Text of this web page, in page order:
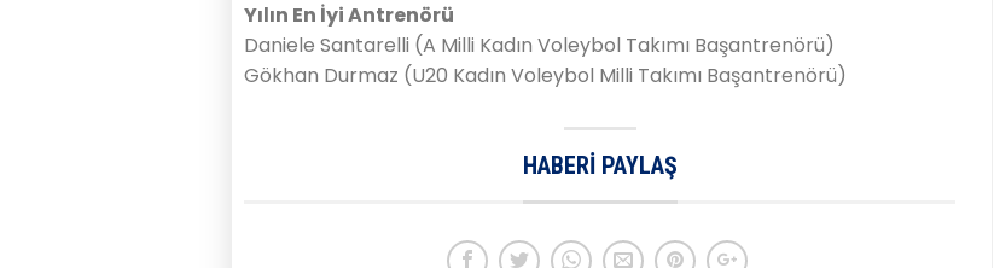
Yılın En İyi Antrenörü
Daniele Santarelli (A Milli Kadın Voleybol Takımı Başantrenörü)
Gökhan Durmaz (U20 Kadın Voleybol Milli Takımı Başantrenörü)
HABERI PAYLAŞ